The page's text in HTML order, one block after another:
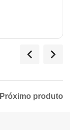
Próximo produto